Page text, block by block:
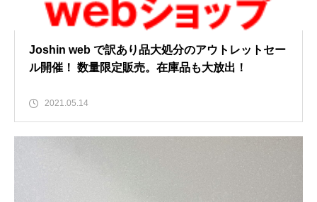
Joshin web で訳あり品大処分のアウトレットセー
ル開催！ 数量限定販売。在庫品も大放出！
2021.05.14